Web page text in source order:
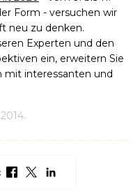
Form - versuchen wir
neu zu denken.
Experten und den
ein, erweitern Sie
mit interessanten und